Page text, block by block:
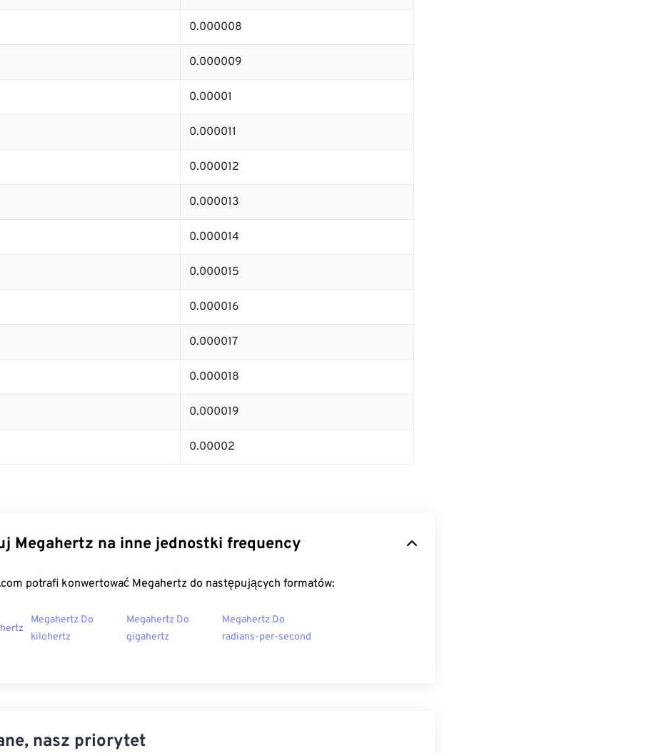
0.000008
0.000009
0.00001
0.000011
0.000012
0.000013
0.000014
0.000015
0.000016
0.000017
0.000018
0.000019
0.00002
Megahertz na inne jednostki frequency
potrafi konwertować Megahertz do następujących formatów:
Megahertz Do
kilohertz
Megahertz Do
gigahertz
Megahertz Do
radians-per-second
nasz priorytet